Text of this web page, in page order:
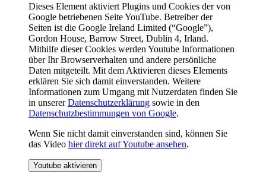
Dieses Element aktiviert Plugins und Cookies der von
Google betriebenen Seite YouTube. Betreiber der
Seiten ist die Google Ireland Limited (“Google”),
Gordon House, Barrow Street, Dublin 4, Irland.
Mithilfe dieser Cookies werden Youtube Informationen
über Ihr Browserverhalten und andere persönliche
Daten mitgeteilt. Mit dem Aktivieren dieses Elements
erklären Sie sich damit einverstanden. Weitere
Informationen zum Umgang mit Nutzerdaten finden Sie
in unsererDatenschutzerklärung sowie in den
Datenschutzbestimmungen von Google.
Wenn Sie nicht damit einverstanden sind, können Sie
das Video hier direkt auf Youtube ansehen.
Youtube aktivieren